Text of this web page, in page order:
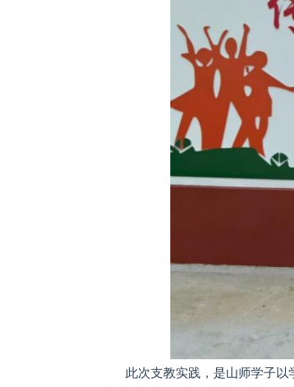
此次支教实践，是山师学子